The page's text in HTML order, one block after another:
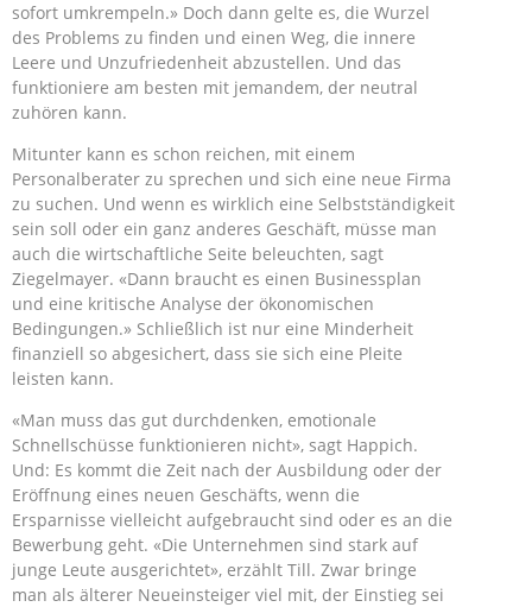
sofort umkrempeln.» Doch dann gelte es, die Wurzel
des Problems zu finden und einen Weg, die innere
Leere und Unzufriedenheit abzustellen. Und das
funktioniere am besten mit jemandem, der neutral
zuhören kann.
Mitunter kann es schon reichen, mit einem
Personalberater zu sprechen und sich eine neue Firma
zu suchen. Und wenn es wirklich eine Selbstständigkeit
sein soll oder ein ganz anderes Geschäft, müsse man
auch die wirtschaftliche Seite beleuchten, sagt
Ziegelmayer. «Dann braucht es einen Businessplan
und eine kritische Analyse der ökonomischen
Bedingungen.» Schließlich ist nur eine Minderheit
finanziell so abgesichert, dass sie sich eine Pleite
leisten kann.
«Man muss das gut durchdenken, emotionale
Schnellschüsse funktionieren nicht», sagt Happich.
Und: Es kommt die Zeit nach der Ausbildung oder der
Eröffnung eines neuen Geschäfts, wenn die
Ersparnisse vielleicht aufgebraucht sind oder es an die
Bewerbung geht. «Die Unternehmen sind stark auf
junge Leute ausgerichtet», erzählt Till. Zwar bringe
man als älterer Neueinsteiger viel mit, der Einstieg sei